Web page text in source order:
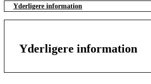
Yderligere information
Yderligere information